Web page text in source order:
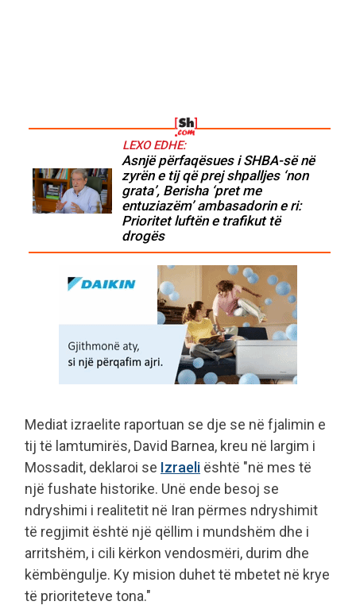
LEXO EDHE:
Asnjë përfaqësues i SHBA-së në
zyrën e tij që prej shpalljes ‘non
grata’, Berisha ‘pret me
entuziazëm’ ambasadorin e ri:
Prioritet luftën e trafikut të
drogës
Mediat izraelite raportuan se dje se në fjalimin e
tij të lamtumirës, ​​David Barnea, kreu në largim i
Mossadit, deklaroi se Izraeli është "në mes të
një fushate historike. Unë ende besoj se
ndryshimi i realitetit në Iran përmes ndryshimit
të regjimit është një qëllim i mundshëm dhe i
arritshëm, i cili kërkon vendosmëri, durim dhe
këmbëngulje. Ky mision duhet të mbetet në krye
të prioriteteve tona."